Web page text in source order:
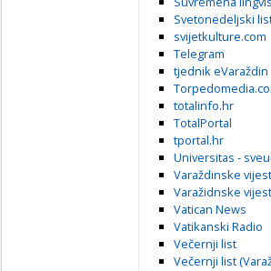
Svetonedeljski
svijetkulture.com
Telegram
tjednik eVaraždin
totalinfo.hr
TotalPortal
tportal.hr
Universitas -
Varaždinske
Varažidnske
Vatican News
Vatikanski Radio
Večernji list
Večernji list